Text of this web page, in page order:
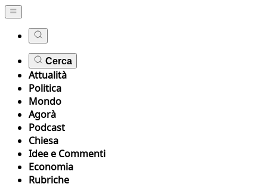
Cerca
Attualità
Politica
Mondo
Agorà
Podcast
Chiesa
Idee e Commenti
Economia
Rubriche